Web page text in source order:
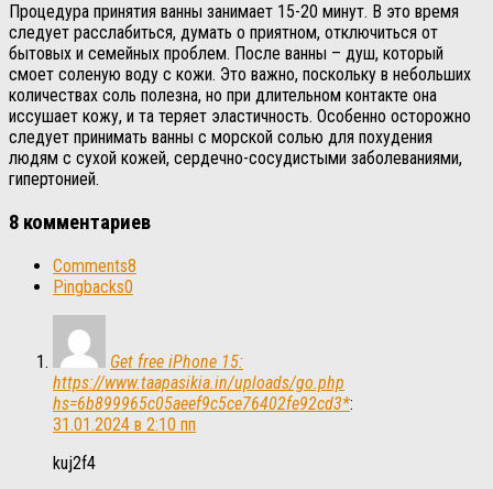
Процедура принятия ванны занимает 15-20 минут. В это время
следует расслабиться, думать о приятном, отключиться от
бытовых и семейных проблем. После ванны – душ, который
смоет соленую воду с кожи. Это важно, поскольку в небольших
количествах соль полезна, но при длительном контакте она
иссушает кожу, и та теряет эластичность. Особенно осторожно
следует принимать ванны с морской солью для похудения
людям с сухой кожей, сердечно-сосудистыми заболеваниями,
гипертонией.
8 комментариев
Comments8
Pingbacks0
Get free iPhone 15:
https://www.taapasikia.in/uploads/go.php
hs=6b899965c05aeef9c5ce76402fe92cd3*:
31.01.2024 в 2:10 пп
kuj2f4